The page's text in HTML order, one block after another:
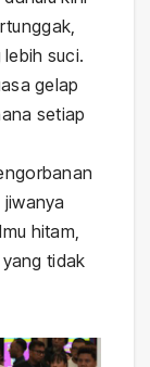
suci.
gelap
setiap
hitam,
tidak